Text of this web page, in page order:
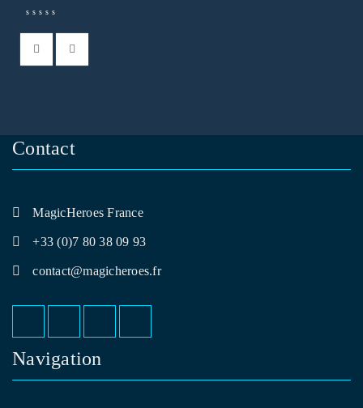
Contact
MagicHeroes France
+33 (0)7 80 38 09 93
contact@magicheroes.fr
Navigation